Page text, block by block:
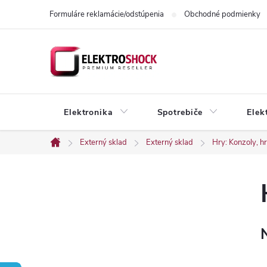
Formuláre reklamácie/odstúpenia Obchodné podmienky
Elektronika Spotrebiče
Domov
Externý sklad Externý sklad Hry: Konzoly,